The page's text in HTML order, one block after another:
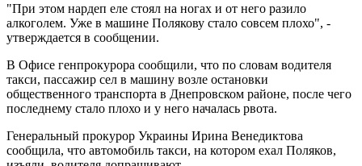
"При этом нардеп еле стоял на ногах и от него разило
алкоголем. Уже в машине Полякову стало совсем плохо", -
утверждается в сообщении.
В Офисе генпрокурора сообщили, что по словам водителя
такси, пассажир сел в машину возле остановки
общественного транспорта в Днепровском районе, после чего
последнему стало плохо и у него началась рвота.
Генеральный прокурор Украины Ирина Венедиктова
сообщила, что автомобиль такси, на котором ехал Поляков,